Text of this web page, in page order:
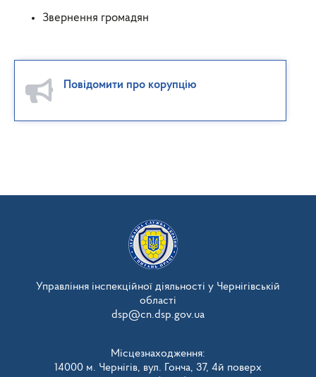
Звернення громадян
Повідомити про корупцію
Управління інспекційної діяльності у Чернігівській
області
dsp@cn.dsp.gov.ua
Місцезнаходження:
14000 м. Чернігів, вул. Гонча, 37, 4й поверх